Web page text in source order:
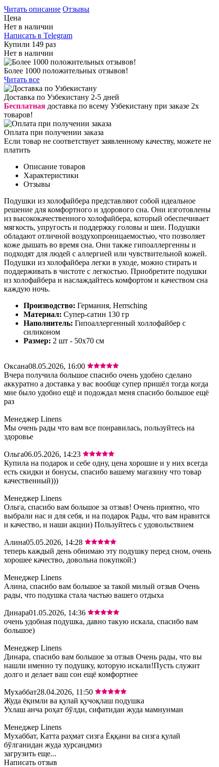
Читать описание Отзывы
Цена
Нет в наличии
Написать в Telegram
Купили 149 раз
Нет в наличии
Более 1000 положительных отзывов!
Читать все
Доставка по Узбекистану 2-5 дней
Бесплатная доставка по всему Узбекистану при заказе 2х
товаров!
Оплата при получении заказа
Если товар не соответствует заявленному качеству, можете не
платить
Описание товаров
Характеристики
Отзывы
Подушки из холофайбера представляют собой идеальное
решение для комфортного и здорового сна. Они изготовлены
из высококачественного холофайбера, который обеспечивает
мягкость, упругость и поддержку головы и шеи. Подушки
обладают отличной воздухопроницаемостью, что позволяет
коже дышать во время сна. Они также гипоаллергенны и
подходят для людей с аллергией или чувствительной кожей.
Подушки из холофайбера легки в уходе, можно стирать и
поддерживать в чистоте с легкостью. Приобретите подушки
из холофайбера и наслаждайтесь комфортом и качеством сна
каждую ночь.
Производство: Германия, Herrsching
Материал: Супер-сатин 130 гр
Наполнитель: Гипоаллергенный холлофайбер с
силиконом
Размер: 2 шт - 50х70 см
Оксана08.05.2026, 16:00
Вчера получила большое спасибо очень удобно сделано
аккуратно а доставка у вас вообще супер пришёл тогда когда
мне было удобно ещё и подождал меня спасибо большое ещё
раз
Менеджер Linens
Мы очень рады что вам все понравилась, пользуйтесь на
здоровье
Ольга06.05.2026, 14:23
Купила на подарок и себе одну, цена хорошие и у них всегда
есть скидки и бонусы, спасибо вашему магазину что товар
качественный)))
Менеджер Linens
Ольга, спасибо вам большое за отзыв! Очень приятно, что
выбрали нас и для себя, и на подарок Рады, что вам нравится
и качество, и наши акции) Пользуйтесь с удовольствием
Алина05.05.2026, 14:28
теперь каждый день обнимаю эту подушку перед сном, очень
хорошее качество, довольна покупкой:)
Менеджер Linens
Алина, спасибо вам большое за такой милый отзыв Очень
рады, что подушка стала частью вашего отдыха
Динара01.05.2026, 14:36
очень удобная подушка, давно такую искала, спасибо вам
большое)
Менеджер Linens
Динара, спасибо вам большое за отзыв Очень рады, что вы
нашли именно ту подушку, которую искали!Пусть служит
долго и делает ваш сон ещё комфортнее
Мухаббат28.04.2026, 11:50
Жуда ёқимли ва қулай қучоқлаш подушка
Ухлаш анча роҳат бўлди, сифатидан жуда мамнунман
Менеджер Linens
Мухаббат, Катта раҳмат сизга Ёққани ва сизга қулай
бўлганидан жуда хурсандмиз
загрузить еще...
Написать отзыв